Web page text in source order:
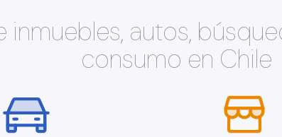
inmuebles, autos,
consumo en Chile